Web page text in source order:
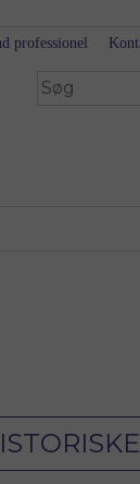
professionel